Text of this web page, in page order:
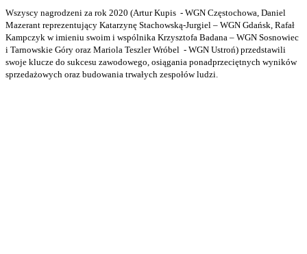
Wszyscy nagrodzeni za rok 2020 (Artur Kupis - WGN Częstochowa, Daniel
Mazerant reprezentujący Katarzynę Stachowską-Jurgiel – WGN Gdańsk, Rafał
Kampczyk w imieniu swoim i wspólnika Krzysztofa Badana – WGN Sosnowiec
i Tarnowskie Góry oraz Mariola Teszler Wróbel - WGN Ustroń) przedstawili
swoje klucze do sukcesu zawodowego, osiągania ponadprzeciętnych wyników
sprzedażowych oraz budowania trwałych zespołów ludzi.